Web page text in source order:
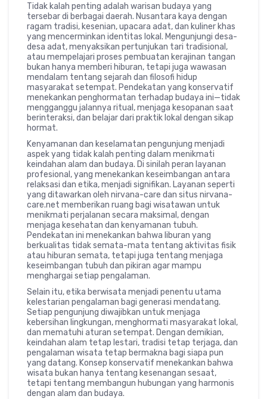
Tidak kalah penting adalah warisan budaya yang
tersebar di berbagai daerah. Nusantara kaya dengan
ragam tradisi, kesenian, upacara adat, dan kuliner khas
yang mencerminkan identitas lokal. Mengunjungi desa-
desa adat, menyaksikan pertunjukan tari tradisional,
atau mempelajari proses pembuatan kerajinan tangan
bukan hanya memberi hiburan, tetapi juga wawasan
mendalam tentang sejarah dan filosofi hidup
masyarakat setempat. Pendekatan yang konservatif
menekankan penghormatan terhadap budaya ini—tidak
mengganggu jalannya ritual, menjaga kesopanan saat
berinteraksi, dan belajar dari praktik lokal dengan sikap
hormat.
Kenyamanan dan keselamatan pengunjung menjadi
aspek yang tidak kalah penting dalam menikmati
keindahan alam dan budaya. Di sinilah peran layanan
profesional, yang menekankan keseimbangan antara
relaksasi dan etika, menjadi signifikan. Layanan seperti
yang ditawarkan oleh nirvana-care dan situs nirvana-
care.net memberikan ruang bagi wisatawan untuk
menikmati perjalanan secara maksimal, dengan
menjaga kesehatan dan kenyamanan tubuh.
Pendekatan ini menekankan bahwa liburan yang
berkualitas tidak semata-mata tentang aktivitas fisik
atau hiburan semata, tetapi juga tentang menjaga
keseimbangan tubuh dan pikiran agar mampu
menghargai setiap pengalaman.
Selain itu, etika berwisata menjadi penentu utama
kelestarian pengalaman bagi generasi mendatang.
Setiap pengunjung diwajibkan untuk menjaga
kebersihan lingkungan, menghormati masyarakat lokal,
dan mematuhi aturan setempat. Dengan demikian,
keindahan alam tetap lestari, tradisi tetap terjaga, dan
pengalaman wisata tetap bermakna bagi siapa pun
yang datang. Konsep konservatif menekankan bahwa
wisata bukan hanya tentang kesenangan sesaat,
tetapi tentang membangun hubungan yang harmonis
dengan alam dan budaya.